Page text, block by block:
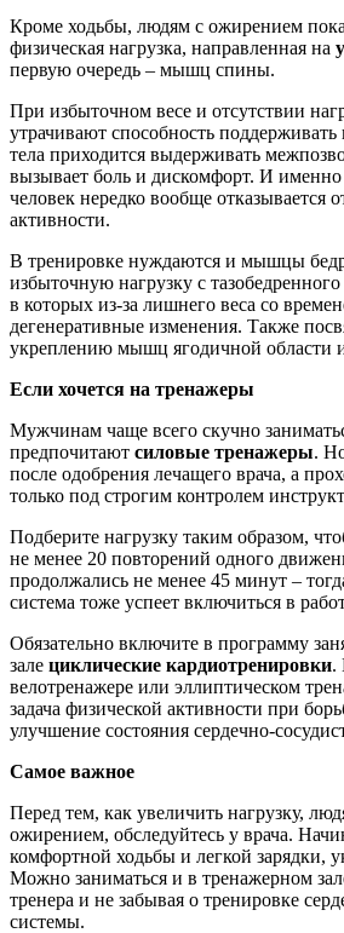
Кроме ходьбы, людям с ожирением
физическая нагрузка, направленная на
первую очередь – мышц спины.
При избыточном весе и отсутствии
утрачивают способность
тела приходится выдерживать
вызывает боль и дискомфорт. И
человек нередко вообще отказывается
активности.
В тренировке нуждаются и мышцы
избыточную нагрузку с
в которых из-за лишнего веса со
дегенеративные изменения. Также
укреплению мышц ягодичной области
Если хочется на тренажеры
Мужчинам чаще всего скучно
предпочитают силовые тренажеры.
после одобрения лечащего врача, а
только под строгим контролем
Подберите нагрузку таким образом,
не менее 20 повторений одного
продолжались не менее 45 минут –
система тоже успеет включиться в
Обязательно включите в программу
зале циклические кардиотренировки.
велотренажере или эллиптическом
задача физической активности при
улучшение состояния сердечно-
Самое важное
Перед тем, как увеличить нагрузку,
ожирением, обследуйтесь у врача.
комфортной ходьбы и легкой
Можно заниматься и в тренажерном
тренера и не забывая о тренировке
системы.